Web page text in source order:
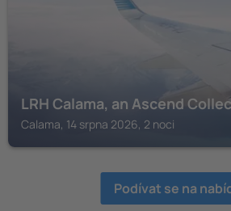
LRH Calama, an Ascend
Calama, 14 srpna 2026, 2 noci
Podívat se na